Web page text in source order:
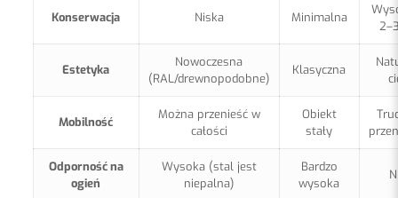
Konserwacja Niska Minimalna
Estetyka
Nowoczesna
(RAL/drewnopodobne)
Klasyczna
Mobilność
Można przenieść w
całości
Obiekt
stały
Odporność na
ogień
Wysoka (stal jest
niepalna)
Bardzo
wysoka